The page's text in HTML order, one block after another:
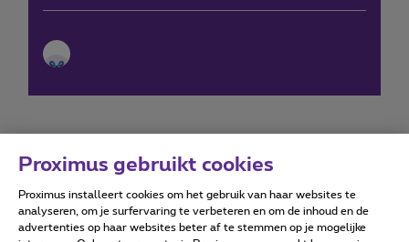
Forumvoorwaarden Accessibility statement
Proximus gebruikt cookies
Proximus installeert cookies om het gebruik van haar websites te
analyseren, om je surfervaring te verbeteren en om de inhoud en de
advertenties op haar websites beter af te stemmen op je mogelijke